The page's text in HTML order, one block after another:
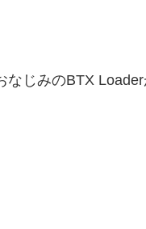
じみのBTX Loader